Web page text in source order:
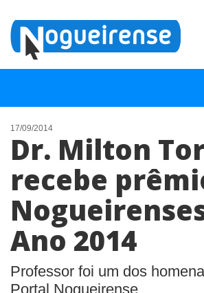
NOTÍCIAS
LISTA DIGITAL
TELEFONES ÚTEIS
QUEM SOMOS
CONTATO
ANUNCIE
17/09/2014
Dr. Milton
recebe
Ano 2014
Professor foi um dos
Portal Nogueirense